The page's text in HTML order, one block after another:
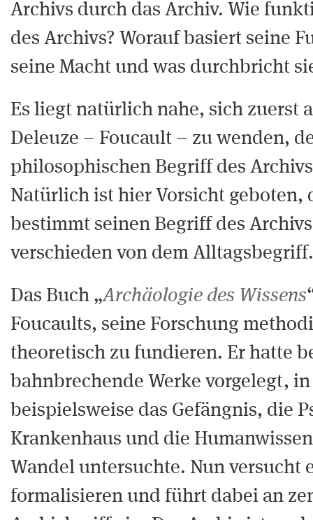
Archivs durch das Archiv. Wie
des Archivs? Worauf basiert seine
seine Macht und was durchbricht
Es liegt natürlich nahe, sich zuerst
Deleuze – Foucault – zu wenden,
philosophischen Begriff des
Natürlich ist hier Vorsicht geboten,
bestimmt seinen Begriff des
verschieden von dem Alltagsbegriff.
Das Buch „Archäologie des Wissens
Foucaults, seine Forschung
theoretisch zu fundieren. Er hatte
bahnbrechende Werke vorgelegt,
beispielsweise das Gefängnis, die
Krankenhaus und die
Wandel untersuchte. Nun versucht
formalisieren und führt dabei an